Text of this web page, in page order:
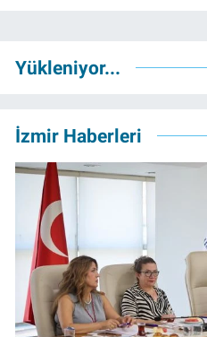
Yükleniyor...
İzmir Haberleri